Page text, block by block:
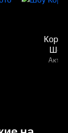
Шоу
Актёр